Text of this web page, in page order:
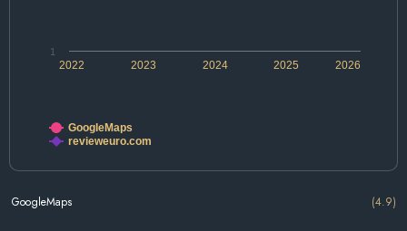
2022 2024 2026
2023 2025
1
GoogleMaps
revieweuro.com
GoogleMaps (4.9)